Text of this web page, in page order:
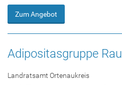
Zum Angebot
Adipositasgruppe
Landratsamt Ortenaukreis